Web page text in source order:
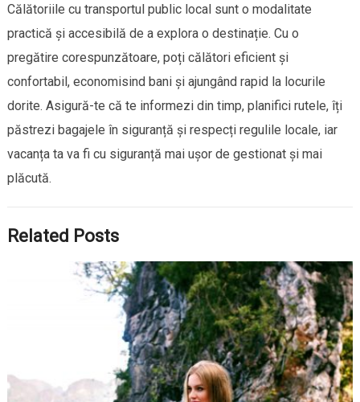
Călătoriile cu transportul public local sunt o modalitate
practică și accesibilă de a explora o destinație. Cu o
pregătire corespunzătoare, poți călători eficient și
confortabil, economisind bani și ajungând rapid la locurile
dorite. Asigură-te că te informezi din timp, planifici rutele, îți
păstrezi bagajele în siguranță și respecți regulile locale, iar
vacanța ta va fi cu siguranță mai ușor de gestionat și mai
plăcută.
Related Posts